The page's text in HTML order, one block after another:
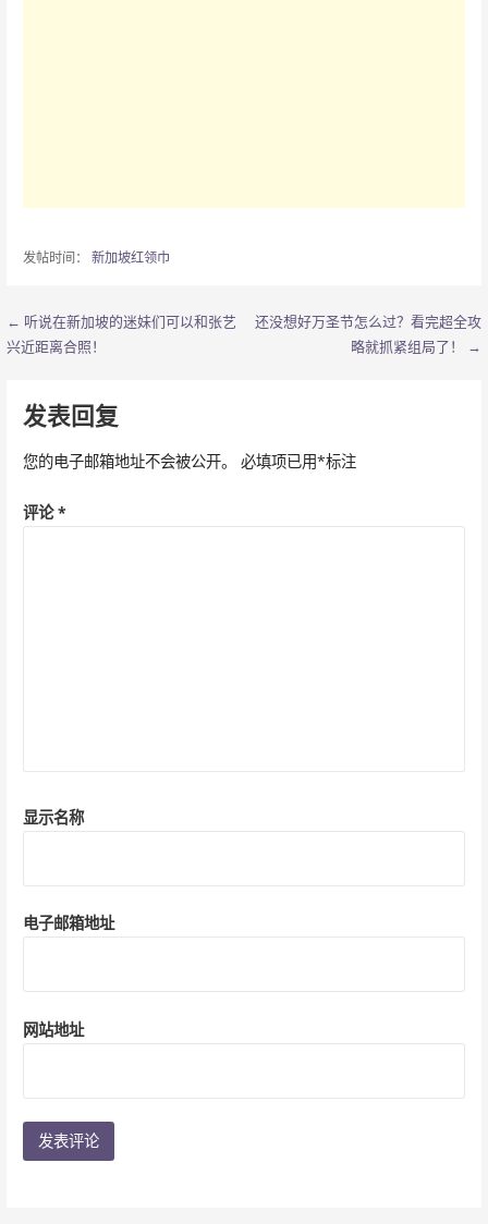
发帖时间： 新加坡红领巾
文
导
航
← 听说在新加坡的迷妹们可以和张艺
兴近距离合照！
还没想好万圣节怎么过？看完超全攻
略就抓紧组局了！ →
发表回复
您的电子邮箱地址不会被公开。 必填项已用*标注
评论*
显示名称
电子邮箱地址
网站地址